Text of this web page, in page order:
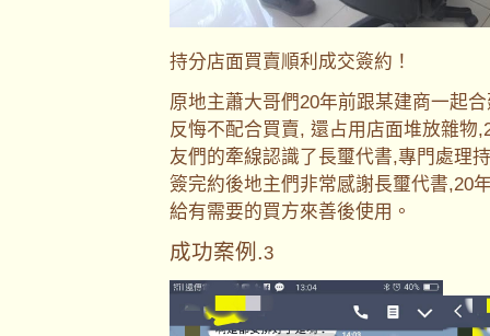
持分店面買賣順利成交簽約！
原地主蕭大哥們20年前跟某建商一起
反悔不配合買賣, 還占用店面堆放雜物
友們的牽線認識了長璽代書,專門處理
簽完約後地主們非常感謝長璽代書,20
給有需要的買方來善後使用。
成功案例.3